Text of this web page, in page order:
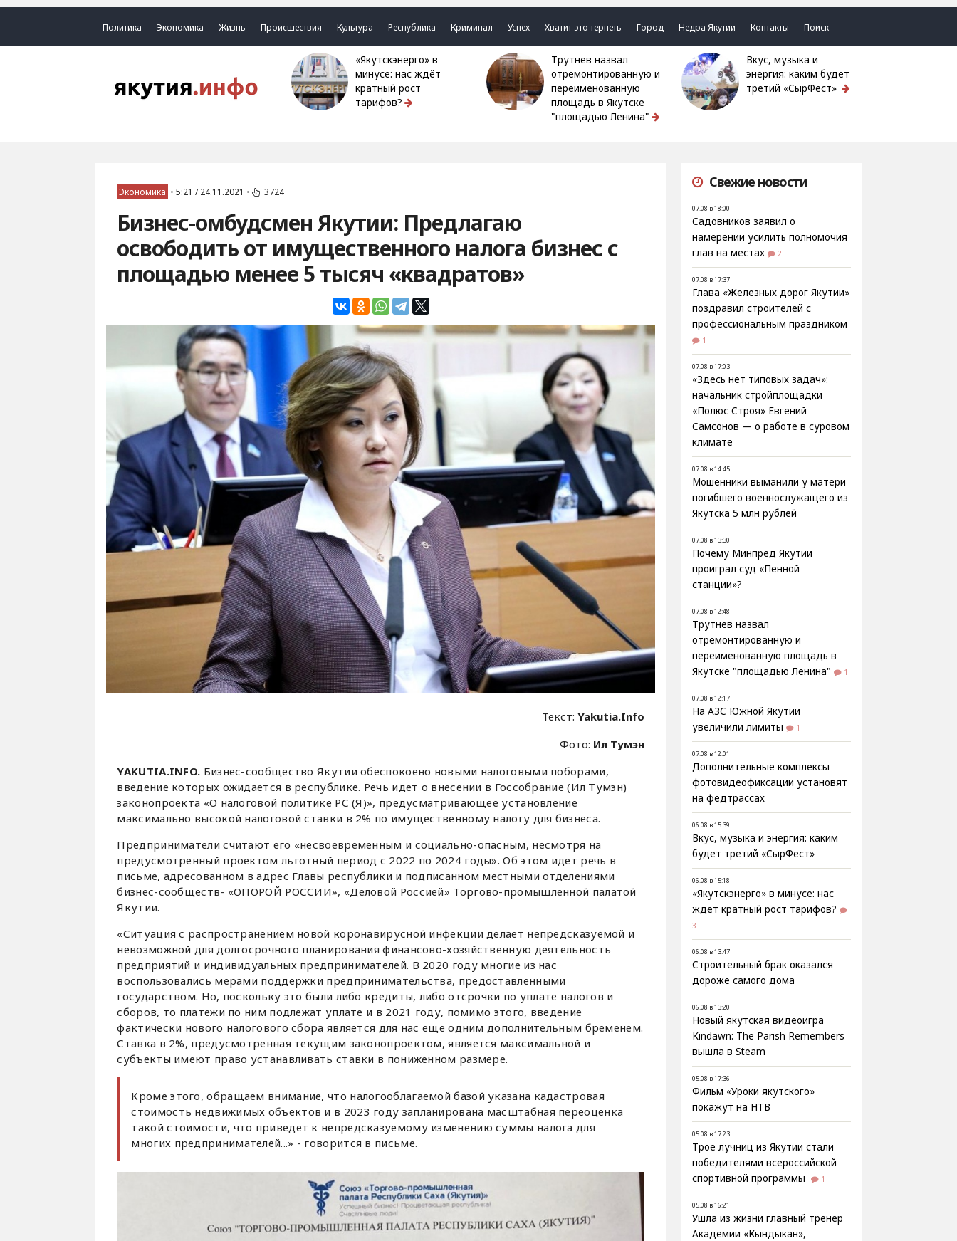
Политика Экономика Жизнь Происшествия Культура Республика Криминал Успех Хватит это терпеть Город Недра Якутии Контакты Поиск
«Якутскэнерго» в
минусе: нас ждёт
кратный рост
тарифов?
Трутнев назвал
отремонтированную и
переименованную
площадь в Якутске
"площадью Ленина"
Вкус, музыка и
энергия: каким будет
третий «СырФест»
Экономика • 5:21 / 24.11.2021 • 3724
Бизнес-омбудсмен Якутии: Предлагаю
освободить от имущественного налога бизнес с
площадью менее 5 тысяч «квадратов»
Текст:Yakutia.Info
Фото: Ил Тумэн
YAKUTIA.INFO. Бизнес-сообщество Якутии обеспокоено новыми налоговыми поборами,
введение которых ожидается в республике. Речь идет о внесении в Госсобрание (Ил Тумэн)
законопроекта «О налоговой политике РС (Я)», предусматривающее установление
максимально высокой налоговой ставки в 2% по имущественному налогу для бизнеса.
Предприниматели считают его «несвоевременным и социально-опасным, несмотря на
предусмотренный проектом льготный период с 2022 по 2024 годы». Об этом идет речь в
письме, адресованном в адрес Главы республики и подписанном местными отделениями
бизнес-сообществ- «ОПОРОЙ РОССИИ», «Деловой Россией» Торгово-промышленной палатой
Якутии.
«Ситуация с распространением новой коронавирусной инфекции делает непредсказуемой и
невозможной для долгосрочного планирования финансово-хозяйственную деятельность
предприятий и индивидуальных предпринимателей. В 2020 году многие из нас
воспользовались мерами поддержки предпринимательства, предоставленными
государством. Но, поскольку это были либо кредиты, либо отсрочки по уплате налогов и
сборов, то платежи по ним подлежат уплате и в 2021 году, помимо этого, введение
фактически нового налогового сбора является для нас еще одним дополнительным бременем.
Ставка в 2%, предусмотренная текущим законопроектом, является максимальной и
субъекты имеют право устанавливать ставки в пониженном размере.
Кроме этого, обращаем внимание, что налогооблагаемой базой указана кадастровая
стоимость недвижимых объектов и в 2023 году запланирована масштабная переоценка
такой стоимости, что приведет к непредсказуемому изменению суммы налога для
многих предпринимателей...» - говорится в письме.
Свежие новости
07.08 в 18:00
Садовников заявил о
намерении усилить полномочия
глав на местах
2
07.08 в 17:37
Глава «Железных дорог Якутии»
поздравил строителей с
профессиональным праздником
1
07.08 в 17:03
«Здесь нет типовых задач»:
начальник стройплощадки
«Полюс Строя» Евгений
Самсонов — о работе в суровом
климате
07.08 в 14:45
Мошенники выманили у матери
погибшего военнослужащего из
Якутска 5 млн рублей
07.08 в 13:30
Почему Минпред Якутии
проиграл суд «Пенной
станции»?
07.08 в 12:48
Трутнев назвал
отремонтированную и
переименованную площадь в
Якутске "площадью Ленина"
1
07.08 в 12:17
На АЗС Южной Якутии
увеличили лимиты
1
07.08 в 12:01
Дополнительные комплексы
фотовидеофиксации установят
на федтрассах
06.08 в 15:39
Вкус, музыка и энергия: каким
будет третий «СырФест»
06.08 в 15:18
«Якутскэнерго» в минусе: нас
ждёт кратный рост тарифов?
3
06.08 в 13:47
Строительный брак оказался
дороже самого дома
06.08 в 13:20
Новый якутская видеоигра
Kindawn: The Parish Remembers
вышла в Steam
05.08 в 17:36
Фильм «Уроки якутского»
покажут на НТВ
05.08 в 17:23
Трое лучниц из Якутии стали
победителями всероссийской
спортивной программы
1
05.08 в 16:21
Ушла из жизни главный тренер
Академии «Кындыкан»,